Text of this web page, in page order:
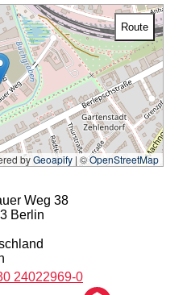
Route
byGeoapify| ©OpenStreetMap
Weg 38
Berlin
24022969-0